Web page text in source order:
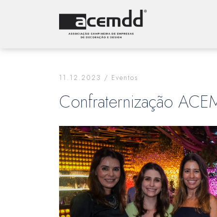
11.12.2023 / Eventos
Confraternização